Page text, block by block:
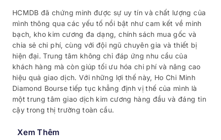
HCMDB đã chứng minh được sự uy tín và chất lượng của
mình thông qua các yếu tố nổi bật như cam kết về minh
bạch, kho kim cương đa dạng, chính sách mua gốc và
chia sẻ chi phí, cùng với đội ngũ chuyên gia và thiết bị
hiện đại. Trung tâm không chỉ đáp ứng nhu cầu của
khách hàng mà còn giúp tối ưu hóa chi phí và nâng cao
hiệu quả giao dịch. Với những lợi thế này, Ho Chi Minh
Diamond Bourse tiếp tục khẳng định vị thế của mình là
một trung tâm giao dịch kim cương hàng đầu và đáng tin
cậy trong thị trường toàn cầu.
Xem Thêm